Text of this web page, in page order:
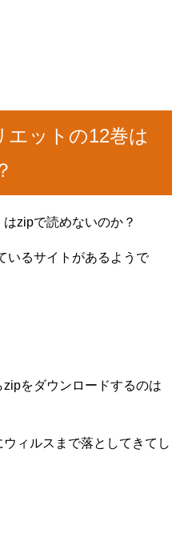
エットの12巻は
はzipで読めないのか？
いるサイトがあるようで
をダウンロードするのは
ィルスまで落としてきてし